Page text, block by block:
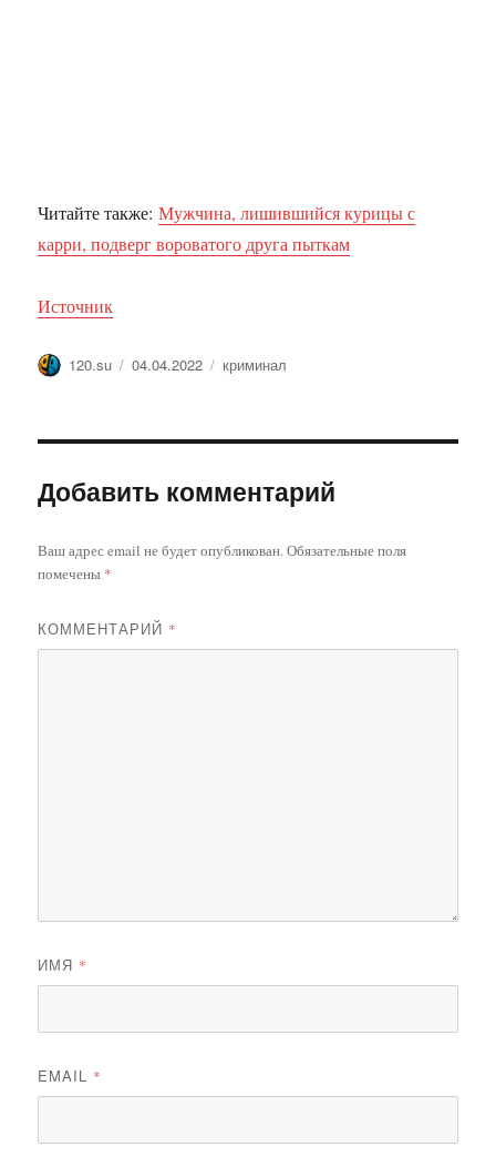
Читайте также:Мужчина, лишившийся курицы с
карри, подверг вороватого друга пыткам
Источник
Автор
120.su Опубликовано
04.04.2022 Метки
криминал
Добавить комментарий
Ваш адрес email не будет опубликован.Обязательные поля
помечены *
КОММЕНТАРИЙ *
ИМЯ *
EMAIL *